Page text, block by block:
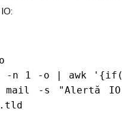
-n 1 -o | awk
-s "Alertă IO